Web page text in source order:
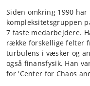
Siden omkring 1990 har
kompleksitetsgruppen
7 faste medarbejdere.
række forskellige felter
turbulens i væsker og
også finansfysik. Han
for 'Center for Chaos